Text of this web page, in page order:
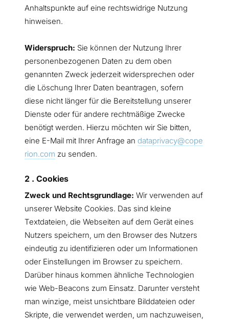
Anhaltspunkte auf eine rechtswidrige Nutzung
hinweisen.
Widerspruch: Sie können der Nutzung Ihrer
personenbezogenen Daten zu dem oben
genannten Zweck jederzeit widersprechen oder
die Löschung Ihrer Daten beantragen, sofern
diese nicht länger für die Bereitstellung unserer
Dienste oder für andere rechtmäßige Zwecke
benötigt werden. Hierzu möchten wir Sie bitten,
eine E-Mail mit Ihrer Anfrage an dataprivacy@cope
rion.com zu senden.
2 . Cookies
Zweck und Rechtsgrundlage: Wir verwenden auf
unserer Website Cookies. Das sind kleine
Textdateien, die Webseiten auf dem Gerät eines
Nutzers speichern, um den Browser des Nutzers
eindeutig zu identifizieren oder um Informationen
oder Einstellungen im Browser zu speichern.
Darüber hinaus kommen ähnliche Technologien
wie Web-Beacons zum Einsatz. Darunter versteht
man winzige, meist unsichtbare Bilddateien oder
Skripte, die verwendet werden, um nachzuweisen,